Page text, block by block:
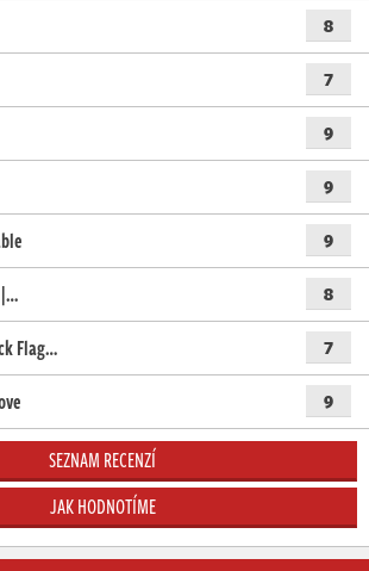
8
7
9
9
9
|… 8
Flag… 7
9
SEZNAM RECENZÍ
JAK HODNOTÍME